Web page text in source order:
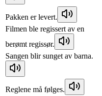
Pakken er levert.
Filmen ble regissert av en
berømt regissør.
Sangen blir sunget av barna.
Reglene må følges.